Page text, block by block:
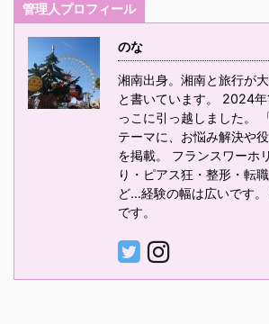
管理人プロフィール
のな
湘南出身。湘南と旅行が
と書いています。 2024
っこに引っ越しました。
テーマに、お悩み解決や
を掲載。 フランスワーホ
り・ピアス狂・整形・転
ど…経験の幅は広いです
です。